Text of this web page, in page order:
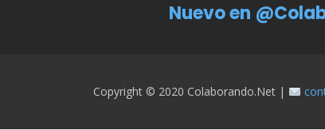
Nuevo en
Copyright © 2020 Colaborando.net |